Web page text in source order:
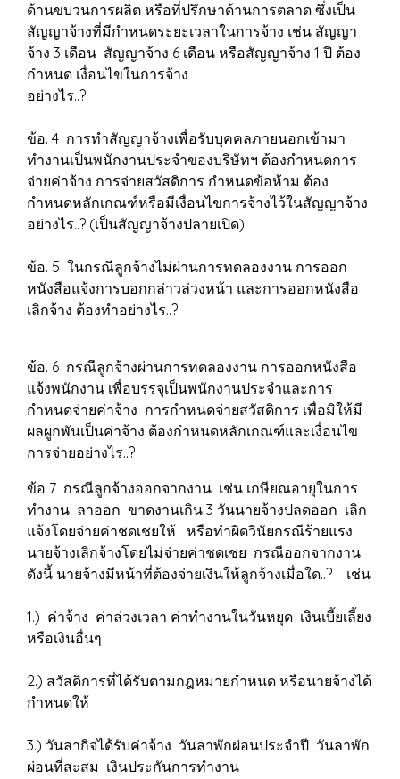
ด้านขบวนการผลิต หรือที่ปรึกษาด้านการตลาด ซึ่งเป็น
สัญญาจ้างที่มีกำหนดระยะเวลาในการจ้าง เช่น สัญญา
จ้าง 3 เดือน สัญญาจ้าง 6 เดือน หรือสัญญาจ้าง 1 ปี ต้อง
กำหนด เงื่อนไขในการจ้าง
อย่างไร..?
ข้อ. 4 การทำสัญญาจ้างเพื่อรับบุคคลภายนอกเข้ามา
ทำงานเป็นพนักงานประจำของบริษัทฯ ต้องกำหนดการ
จ่ายค่าจ้าง การจ่ายสวัสดิการ กำหนดข้อห้าม ต้อง
กำหนดหลักเกณฑ์หรือมีเงื่อนไขการจ้างไว้ในสัญญาจ้าง
อย่างไร..? (เป็นสัญญาจ้างปลายเปิด)
ข้อ. 5 ในกรณีลูกจ้างไม่ผ่านการทดลองงาน การออก
หนังสือแจ้งการบอกกล่าวล่วงหน้า และการออกหนังสือ
เลิกจ้าง ต้องทำอย่างไร..?
ข้อ. 6 กรณีลูกจ้างผ่านการทดลองงาน การออกหนังสือ
แจ้งพนักงาน เพื่อบรรจุเป็นพนักงานประจำและการ
กำหนดจ่ายค่าจ้าง การกำหนดจ่ายสวัสดิการ เพื่อมิให้มี
ผลผูกพันเป็นค่าจ้าง ต้องกำหนดหลักเกณฑ์และเงื่อนไข
การจ่ายอย่างไร..?
ข้อ 7 กรณีลูกจ้างออกจากงาน เช่น เกษียณอายุในการ
ทำงาน ลาออก ขาดงานเกิน 3 วันนายจ้างปลดออก เลิก
แจ้งโดยจ่ายค่าชดเชยให้ หรือทำผิดวินัยกรณีร้ายแรง
นายจ้างเลิกจ้างโดยไม่จ่ายค่าชดเชย กรณีออกจากงาน
ดังนี้ นายจ้างมีหน้าที่ต้องจ่ายเงินให้ลูกจ้างเมื่อใด..? เช่น
1.) ค่าจ้าง ค่าล่วงเวลา ค่าทำงานในวันหยุด เงินเบี้ยเลี้ยง
หรือเงินอื่นๆ
2.) สวัสดิการที่ได้รับตามกฎหมายกำหนด หรือนายจ้างได้
กำหนดให้
3.) วันลากิจได้รับค่าจ้าง วันลาพักผ่อนประจำปี วันลาพัก
ผ่อนที่สะสม เงินประกันการทำงาน